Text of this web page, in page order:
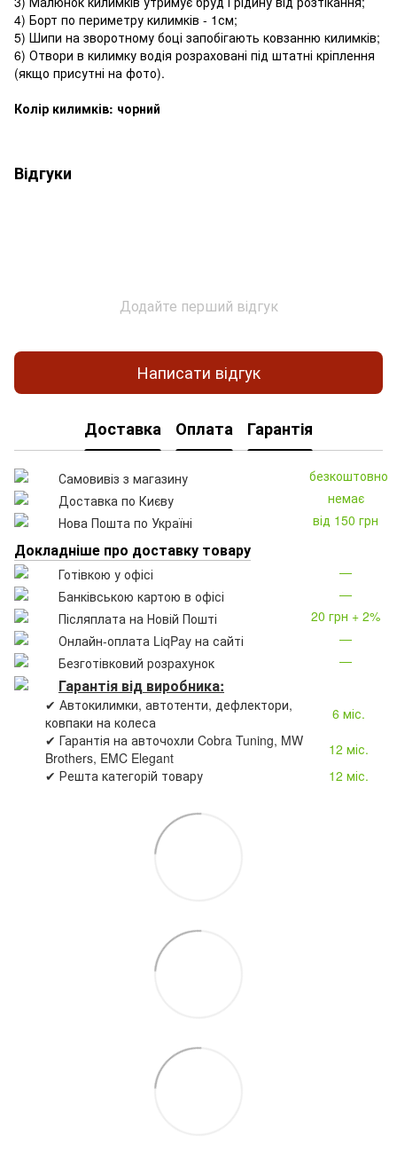
4) Борт по периметру килимків - 1см;
5) Шипи на зворотному боці запобігають ковзанню килимків;
6) Отвори в килимку водія розраховані під штатні кріплення
(якщо присутні на фото).
Колір килимків: чорний
Відгуки
Додайте перший відгук
Написати відгук
Доставка Оплата Гарантія
Самовивіз з магазину
безкоштовно
Доставка по Києву
немає
Нова Пошта по Україні
від 150 грн
Докладніше про доставку товару
Готівкою у офісі
—
Банківською картою в офісі
—
Післяплата на Новій Пошті
20 грн + 2%
Онлайн-оплата LiqPay на сайті
—
Безготівковий розрахунок
—
Гарантія від виробника:
✔ Автокилимки, автотенти, дефлектори,
ковпаки на колеса
6 міс.
✔ Гарантія на авточохли Cobra Tuning, MW
Brothers, EMC Elegant
12 міс.
✔ Решта категорій товару
12 міс.